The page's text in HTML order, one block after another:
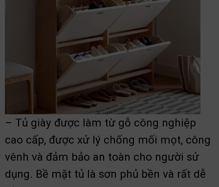
– Tủ giày được làm từ gỗ công nghiệp
cao cấp, được xử lý chống mối mọt, công
vênh và đảm bảo an toàn cho người sử
dụng. Bề mặt tủ là sơn phủ bền và rất dễ